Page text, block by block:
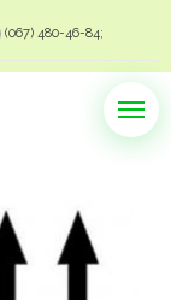
(067) 480-46-84;